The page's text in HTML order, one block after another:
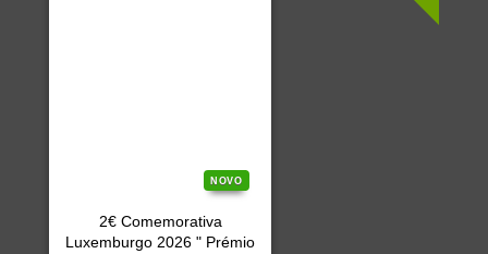
NOVO
2€ Comemorativa
Luxemburgo 2026 " Prémio